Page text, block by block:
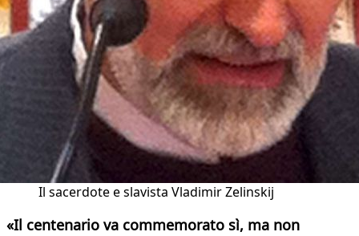
Il sacerdote e slavista Vladimir Zelinskij
«Il centenario va commemorato sì, ma non